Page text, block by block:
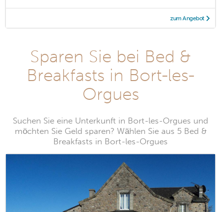
zum Angebot
Sparen Sie bei Bed &
Breakfasts in Bort-les-
Orgues
Suchen Sie eine Unterkunft in Bort-les-Orgues und
möchten Sie Geld sparen? Wählen Sie aus 5 Bed &
Breakfasts in Bort-les-Orgues